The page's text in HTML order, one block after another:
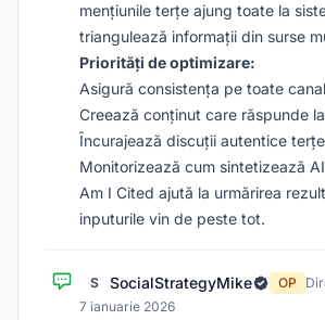
mențiunile terțe ajung toate la
triangulează informații din surse
Priorități de optimizare:
Asigură consistența pe toate
Creează conținut care răspunde
Încurajează discuții autentice terțe
Monitorizează cum sintetizează
Am I Cited ajută la urmărirea
inputurile vin de peste tot.
S SocialStrategyMike OP
7 ianuarie 2026